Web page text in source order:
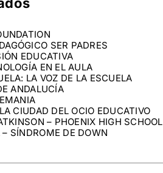
SER PADRES
EDUCATIVA
EN EL AULA
LA VOZ DE LA ESCUELA
ANDALUCÍA
CIUDAD DEL OCIO EDUCATIVO
– PHOENIX HIGH SCHOOL
SÍNDROME DE DOWN